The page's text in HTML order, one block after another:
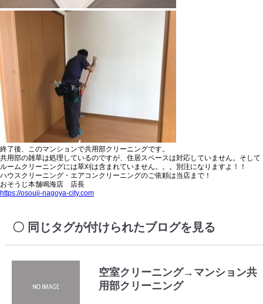
終了後、このマンションで共用部クリーニングです。
共用部の雑草は処理しているのですが、住居スペースは対応していません。そして
ルームクリーニングには草刈は含まれていません。。。別注になりますよ！！
ハウスクリーニング・エアコンクリーニングのご依頼は当店まで！
おそうじ本舗鳴海店 店長
https://osouji-nagoya-city.com
同じタグが付けられたブログを見る
空室クリーニング→マンション共
用部クリーニング